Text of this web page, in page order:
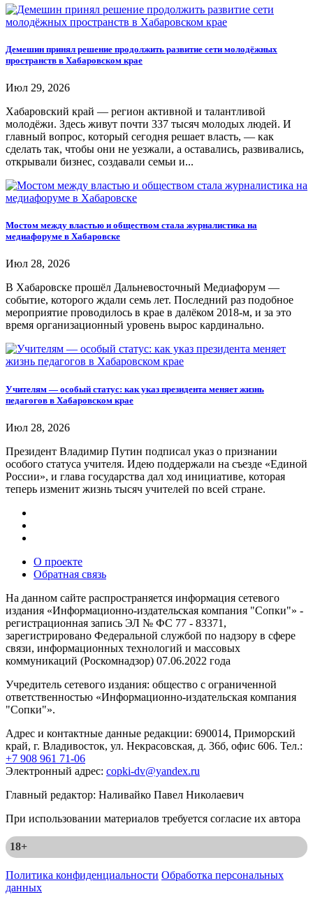
Демешин принял решение продолжить развитие сети молодёжных
пространств в Хабаровском крае
Июл 29, 2026
Хабаровский край — регион активной и талантливой
молодёжи. Здесь живут почти 337 тысяч молодых людей. И
главный вопрос, который сегодня решает власть, — как
сделать так, чтобы они не уезжали, а оставались, развивались,
открывали бизнес, создавали семьи и...
Мостом между властью и обществом стала журналистика на
медиафоруме в Хабаровске
Июл 28, 2026
В Хабаровске прошёл Дальневосточный Медиафорум —
событие, которого ждали семь лет. Последний раз подобное
мероприятие проводилось в крае в далёком 2018-м, и за это
время организационный уровень вырос кардинально.
Учителям — особый статус: как указ президента меняет жизнь
педагогов в Хабаровском крае
Июл 28, 2026
Президент Владимир Путин подписал указ о признании
особого статуса учителя. Идею поддержали на съезде «Единой
России», и глава государства дал ход инициативе, которая
теперь изменит жизнь тысяч учителей по всей стране.
О проекте
Обратная связь
На данном сайте распространяется информация сетевого
издания «Информационно-издательская компания "Сопки"» -
регистрационная запись ЭЛ № ФС 77 - 83371,
зарегистрировано Федеральной службой по надзору в сфере
связи, информационных технологий и массовых
коммуникаций (Роскомнадзор) 07.06.2022 года
Учредитель сетевого издания: общество с ограниченной
ответственностью «Информационно-издательская компания
"Сопки"».
Адрес и контактные данные редакции: 690014, Приморский
край, г. Владивосток, ул. Некрасовская, д. 36б, офис 606. Тел.:
+7 908 961 71-06
Электронный адрес: copki-dv@yandex.ru
Главный редактор: Наливайко Павел Николаевич
При использовании материалов требуется согласие их автора
18+
Политика конфиденциальности Обработка персональных
данных